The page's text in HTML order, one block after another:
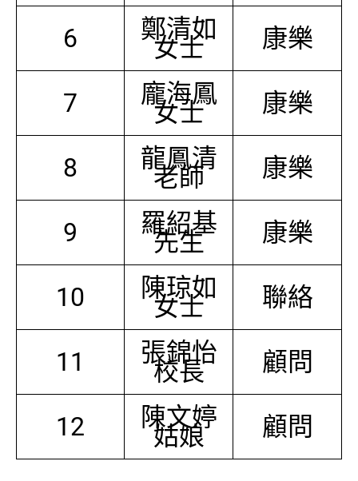
6 鄭清如
女士 康樂
7 龐海鳳
女士 康樂
8 龍鳳清
老師 康樂
9 羅紹基
先生 康樂
10 陳琼如
女士 聯絡
11 張錦怡
校長 顧問
12 陳文婷
姑娘 顧問